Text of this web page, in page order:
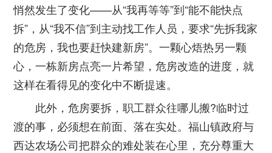
悄然发生了变化——从“我再等等”到“能不能快点
拆”，从“我不信”到主动找工作人员，要求“先拆我家
的危房，我也要赶快建新房”。一颗心焐热另一颗
心，一栋新房点亮一片希望，危房改造的进度，就
这样在看得见的变化中不断提速。
此外，危房要拆，职工群众往哪儿搬?临时过
渡的事，必须想在前面、落在实处。福山镇政府与
西达农场公司把群众的难处装在心里，充分尊重大